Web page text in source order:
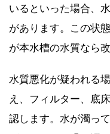
いるといった場合、
があります。この状
が本水槽の水質なら
水質悪化が疑われる
え、フィルター、底
認します。水が濁っ